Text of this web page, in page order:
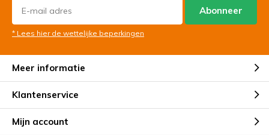
Abonneer
* Lees hier de wettelijke beperkingen
Meer informatie
Klantenservice
Mijn account